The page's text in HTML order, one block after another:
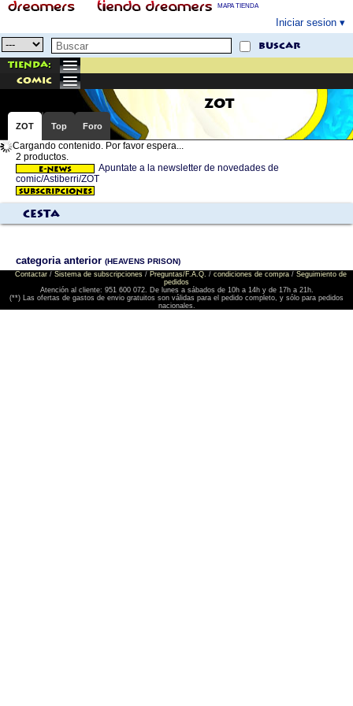
MAPA TIENDA
Iniciar sesion
buscar
Tienda:
comic
ZOT
ZOT Top Foro
Cargando contenido. Por favor espera...
2 productos.
Apuntate a la newsletter de novedades de
comic/Astiberri/ZOT
Cesta
categoria anterior (HEAVENS PRISON)
Contactar/ Sistema de subscripciones/ Preguntas/F.A.Q. / condiciones de compra/ Seguimiento de
pedidos
Atención al cliente: 951 600 072. De lunes a sábados de 10h a 14h y de 17h a 21h.
(**) Las ofertas de gastos de envio gratuitos son válidas para el pedido completo, y sólo para pedidos
nacionales.